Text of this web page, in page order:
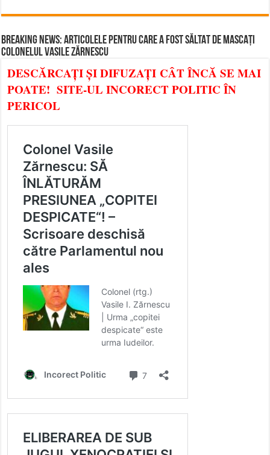
BREAKING NEWS: ARTICOLELE PENTRU CARE A FOST SĂLTAT DE MASCAȚI
COLONELUL VASILE ZĂRNESCU
DESCĂRCAȚI ȘI DIFUZAȚI CÂT ÎNCĂ SE MAI
POATE! SITE-UL INCORECT POLITIC ÎN
PERICOL